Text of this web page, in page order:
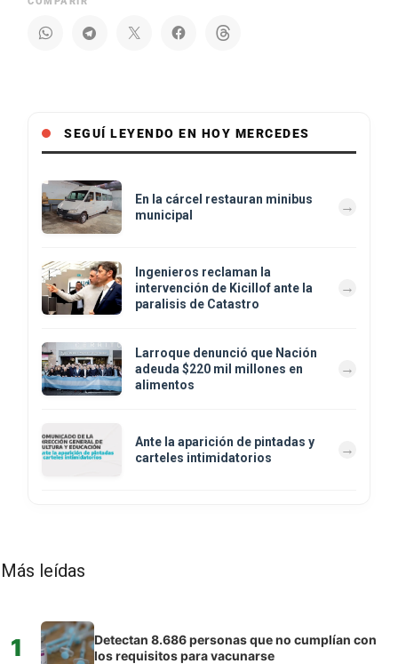
SEGUÍ LEYENDO EN HOY MERCEDES
En la cárcel restauran minibus
municipal
Ingenieros reclaman la
intervención de Kicillof ante la
paralisis de Catastro
Larroque denunció que Nación
adeuda $220 mil millones en
alimentos
Ante la aparición de pintadas y
carteles intimidatorios
Más leídas
1
Detectan 8.686 personas que no cumplían con
los requisitos para vacunarse